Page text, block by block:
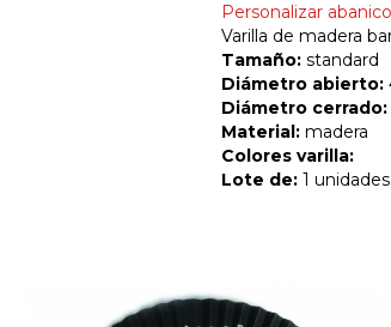
Personalizar abanico
Varilla de madera
Tamaño: standard
Diámetro abierto:
Diámetro cerrado:
Material: madera
Colores varilla:
Lote de: 1 unidades.